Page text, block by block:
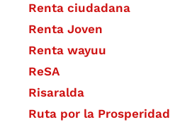
Renta ciudadana
Renta Joven
Renta wayuu
ReSA
Risaralda
Ruta por la Prosperidad